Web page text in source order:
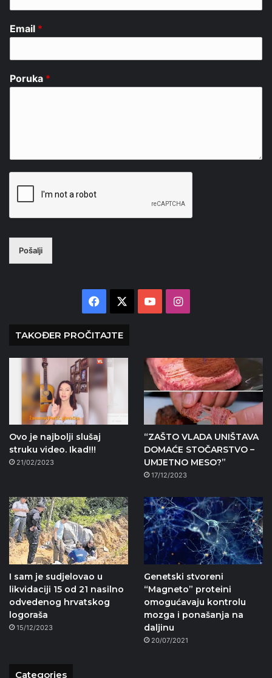
Email *
Poruka *
Pošalji
Facebook YouTubeInstagram
TAKOĐER PROČITAJTE
Ovo je najbolji slušaj
struku video. Ikad!!!
21/02/2023
“ZAŠTO VLADA UNIŠTAVA
DOMAĆE STOČARSTVO –
UMJETNO MESO?”
17/12/2023
I sam je sudjelovao u
likvidaciji 15 od 21 nasilno
odvedenog hrvatskog
logoraša
15/12/2023
Genetski stvoreni
“Magneto” proteini
omogućavaju kontrolu
mozga i ponašanja na
daljinu
20/07/2021
Categories